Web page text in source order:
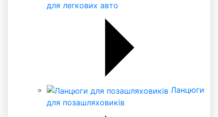
для легкових авто
Ланцюги
для позашляховиків